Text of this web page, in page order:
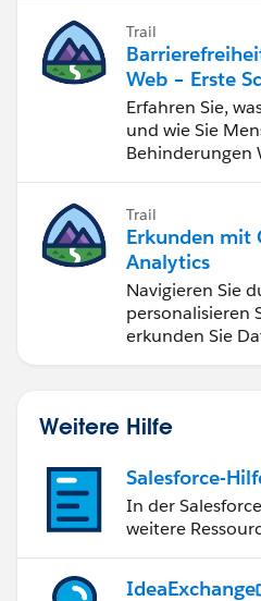
bessere
erzielen.
Trail
Web – Erste
Erfahren Sie,
und wie Sie
Behinderungen
Trail
Erkunden mit
Analytics
Navigieren Sie
personalisieren
erkunden Sie
Weitere Hilfe
Salesforce-
In der
weitere
IdeaExchange